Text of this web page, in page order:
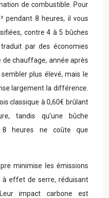
de combustible. Pour
pendant 8 heures, il vous
contre 4 à 5 bûches
par des économies
chauffage, année après
plus élevé, mais le
largement la différence.
classique à 0,60€ brûlant
tandis qu’une bûche
heures ne coûte que
minimise les émissions
effet de serre, réduisant
Leur impact carbone est